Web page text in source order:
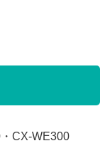
CX-WE300